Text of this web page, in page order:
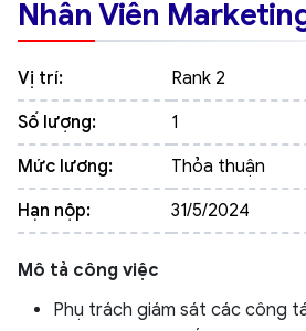
Nhân Viên
Vị trí:
Rank 2
Số lượng:
1
Mức lương:
Thỏa thuận
Hạn nộp:
31/5/2024
Mô tả công việc
Phụ trách giám sát các công